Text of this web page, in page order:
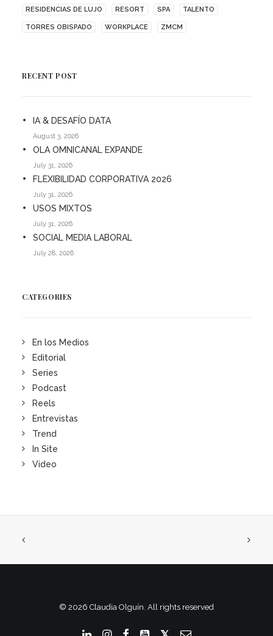
RESIDENCIAS DE LUJO RESORT SPA TALENTO
TORRES OBISPADO WORKPLACE ZMCM
RECENT POST
IA & DESAFÍO DATA
August 3, 2026
OLA OMNICANAL EXPANDE
July 31, 2026
FLEXIBILIDAD CORPORATIVA 2026
July 31, 2026
USOS MIXTOS
July 31, 2026
SOCIAL MEDIA LABORAL
July 28, 2026
CATEGORIES
En los Medios
Editorial
Series
Podcast
Reels
Entrevistas
Trend
In Site
Video
© 2026 Claudia Olguín. All rights reserved